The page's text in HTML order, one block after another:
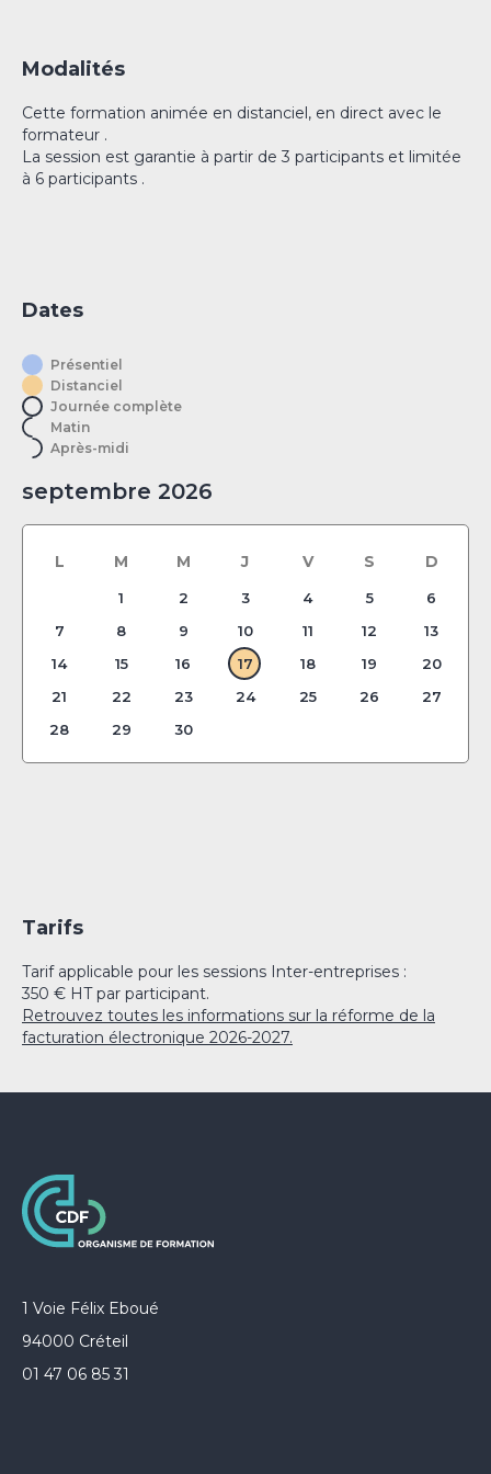
Modalités
Cette formation animée en distanciel, en direct avec le
formateur .
La session est garantie à partir de 3 participants et limitée
à 6 participants .
Dates
Présentiel
Distanciel
Journée complète
Matin
Après-midi
septembre 2026
L M M J V S D
1 2 3 4 5
6
7
8 9 10 11 12
13
14
15 16 17 18 19
20
21
22 23 24 25 26
27
28
29 30
Tarifs
Tarif applicable pour les sessions Inter-entreprises :
350 € HT par participant.
Retrouvez toutes les informations sur la réforme de la
facturation électronique 2026-2027.
1 Voie Félix Eboué
94000 Créteil
01 47 06 85 31